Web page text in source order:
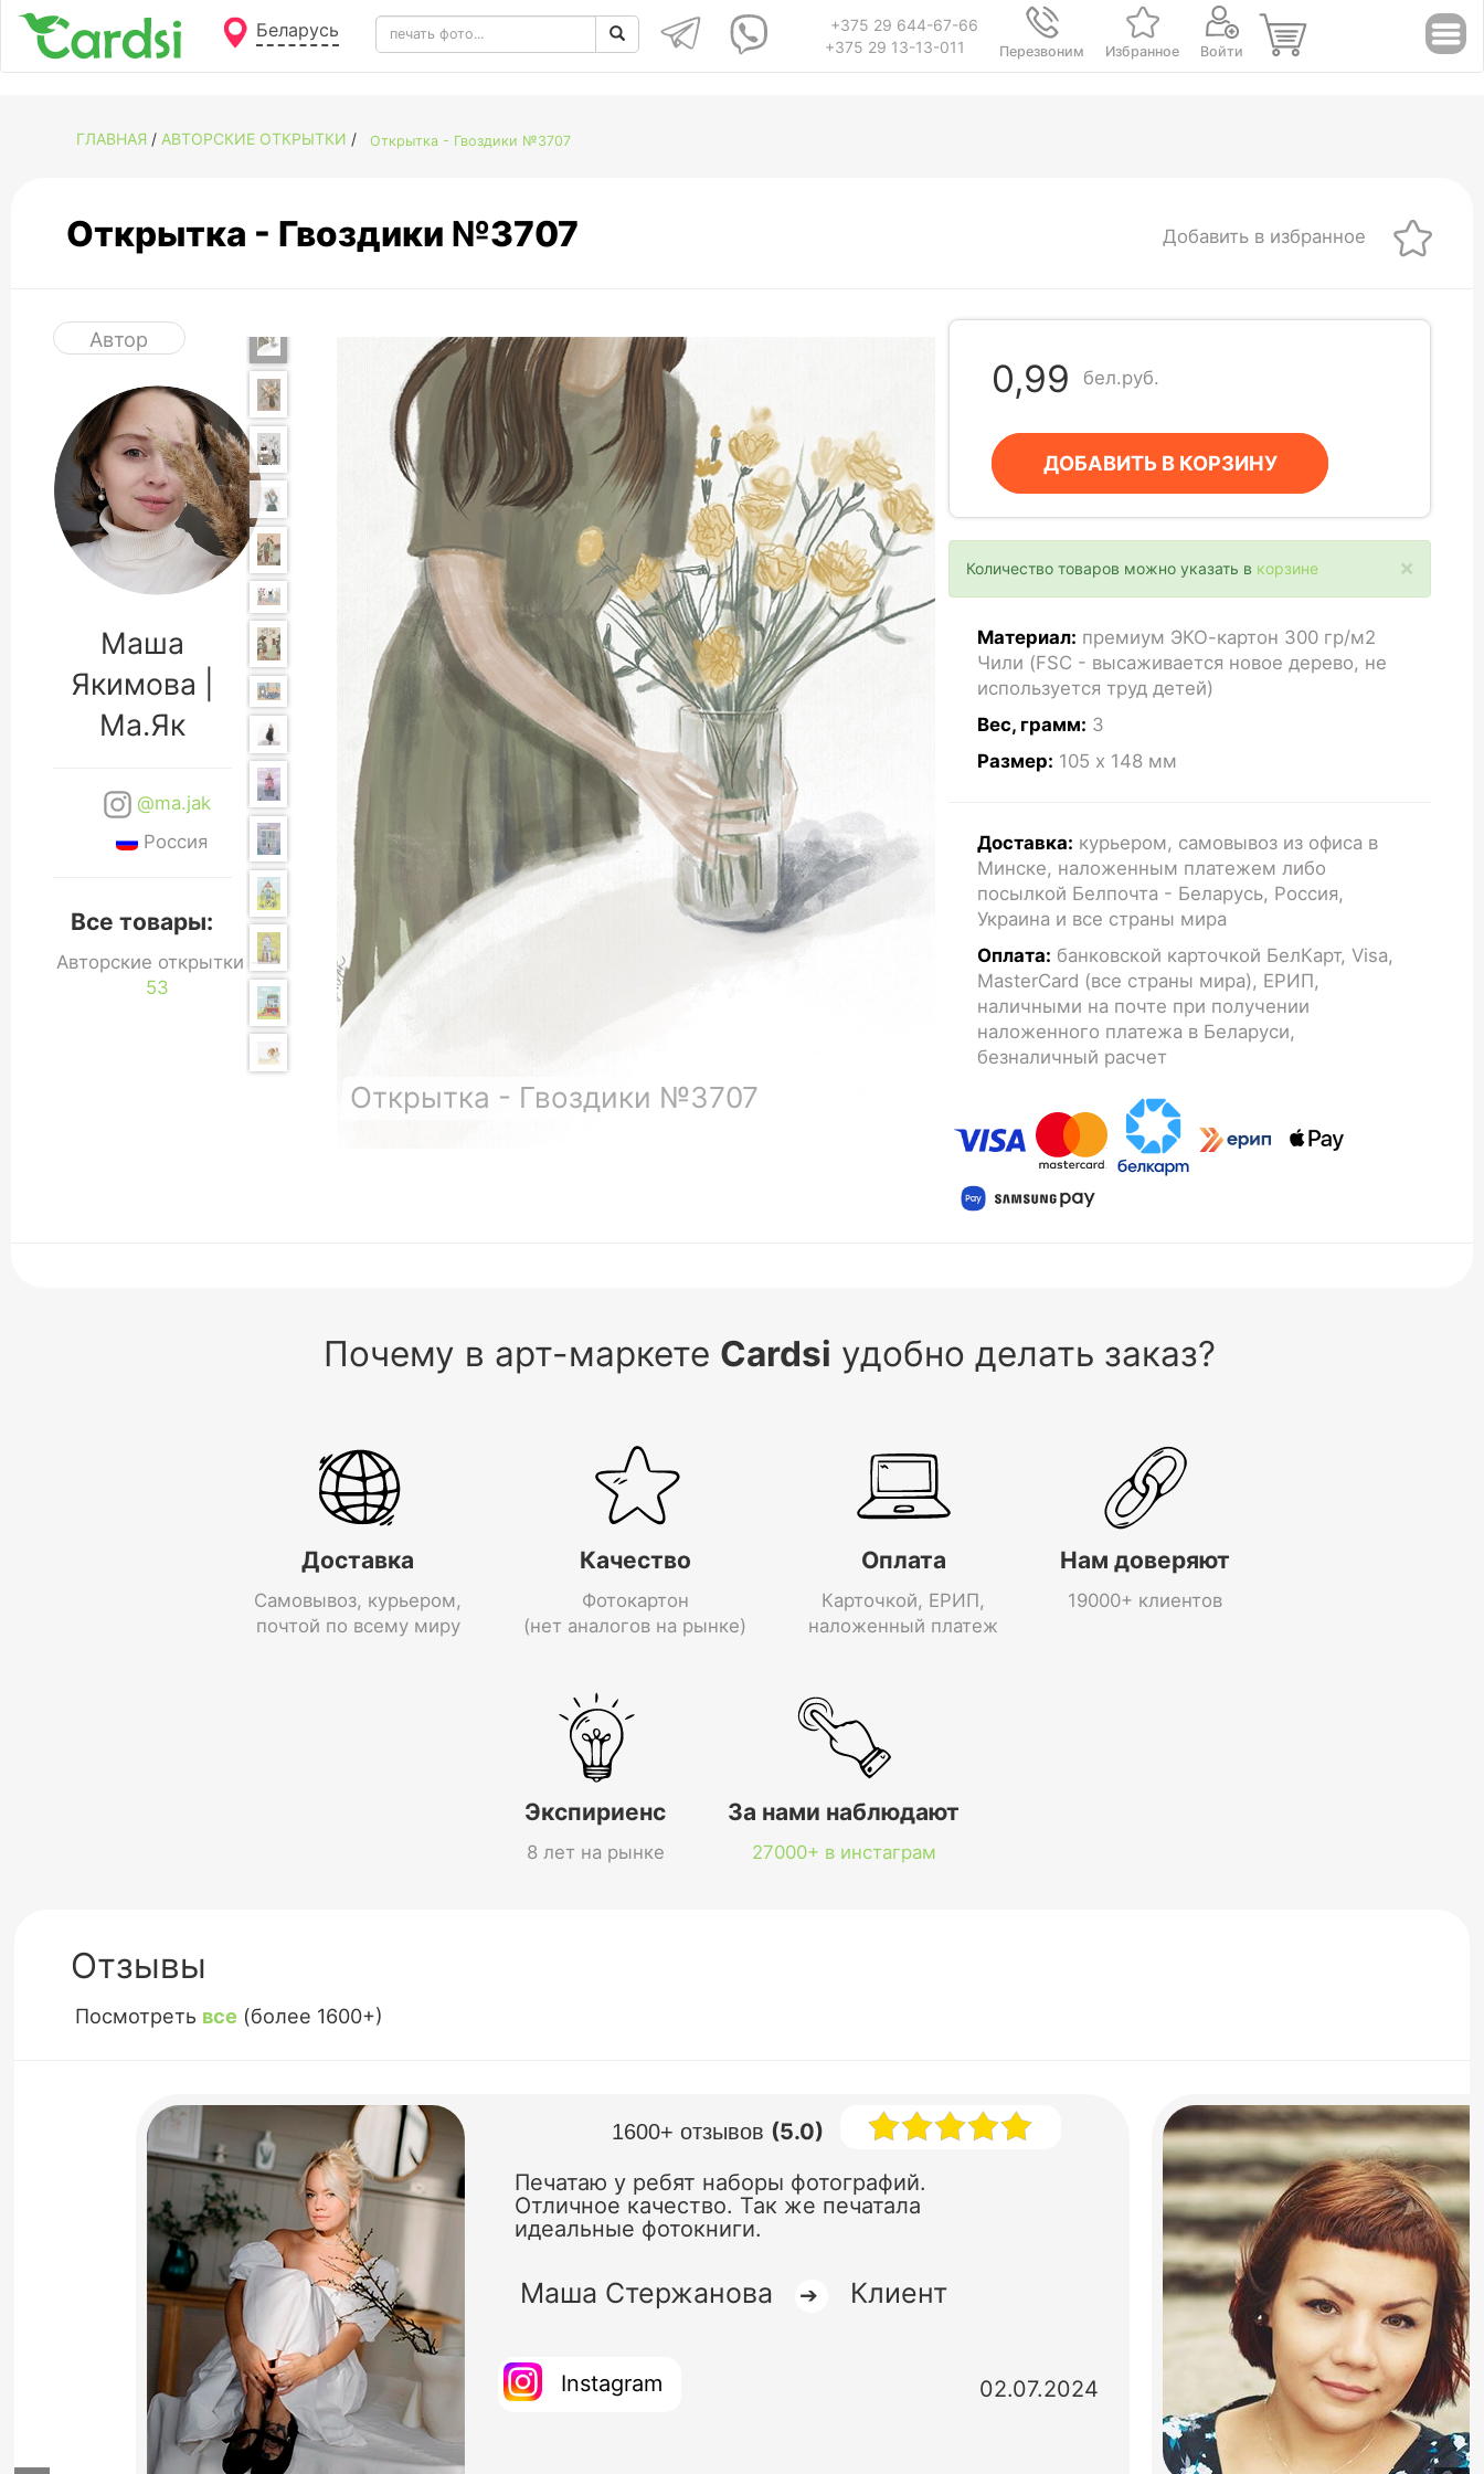
Беларусь
+375 29 644-67-66
+375 29 13-13-011
Перезвоним Избранное Войти
ГЛАВНАЯ / АВТОРСКИЕ ОТКРЫТКИ / Открытка - Гвоздики №3707
Открытка - Гвоздики №3707 Добавить в избранное
Автор
Маша
Якимова |
Ма.Як
@ma.jak
Россия
Все товары:
Авторские открытки -
53
Открытка - Гвоздики №3707
0,99 бел.руб.
ДОБАВИТЬ В КОРЗИНУ
×
Количество товаров можно указать в корзине
Материал: премиум ЭКО-картон 300 гр/м2
Чили (FSC - высаживается новое дерево, не
используется труд детей)
Вес, грамм: 3
Размер: 105 x 148 мм
Доставка: курьером, самовывоз из офиса в
Минске, наложенным платежем либо
посылкой Белпочта - Беларусь, Россия,
Украина и все страны мира
Оплата: банковской карточкой БелКарт, Visa,
MasterCard (все страны мира), ЕРИП,
наличными на почте при получении
наложенного платежа в Беларуси,
безналичный расчет
Почему в арт-маркете Cardsi удобно делать заказ?
Доставка
Самовывоз, курьером,
почтой по всему миру
Качество
Фотокартон
(нет аналогов на рынке)
Оплата
Карточкой, ЕРИП,
наложенный платеж
Нам доверяют
19000+ клиентов
Экспириенс
8 лет на рынке
За нами наблюдают
27000+ в инстаграм
Отзывы
Посмотреть все (более 1600+)
1600+ отзывов (5.0)
Печатаю у ребят наборы фотографий.
Отличное качество. Так же печатала
идеальные фотокниги.
Маша Стержанова ➔ Клиент
Instagram 02.07.2024